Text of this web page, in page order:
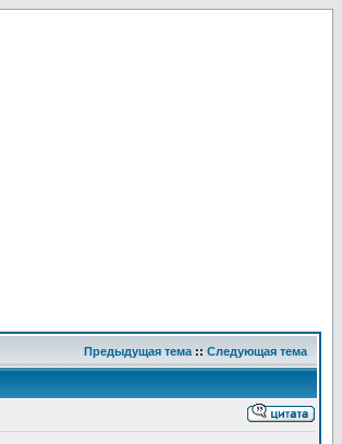
Предыдущая тема :: Следующая тема